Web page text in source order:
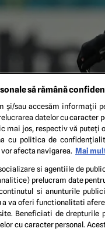
de fotbal dintre
duminica 8
să rămână
și/sau accesăm informații
datelor cu caracter
mai jos, respectiv vă puteți
cu politica de
afecta navigarea. Mai
si agentiile de
prelucram date
si anunturile
a va oferi functionalitati
Beneficiati de drepturile
cu caracter personal.